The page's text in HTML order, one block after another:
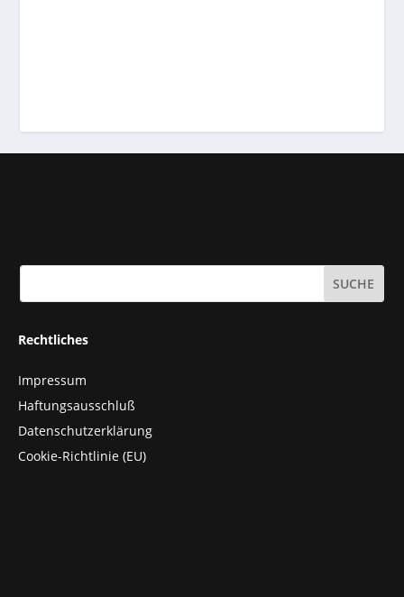
Rechtliches
Impressum
Haftungsausschluß
Datenschutzerklärung
Cookie-Richtlinie (EU)